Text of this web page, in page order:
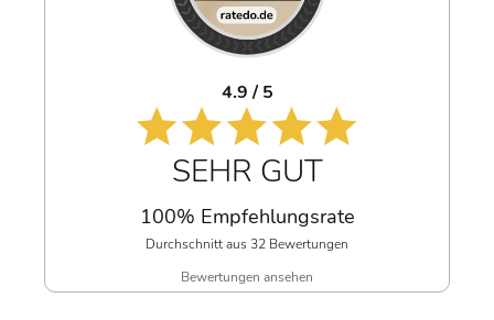
4.9 / 5
SEHR GUT
100% Empfehlungsrate
Durchschnitt aus 32 Bewertungen
Bewertungen ansehen